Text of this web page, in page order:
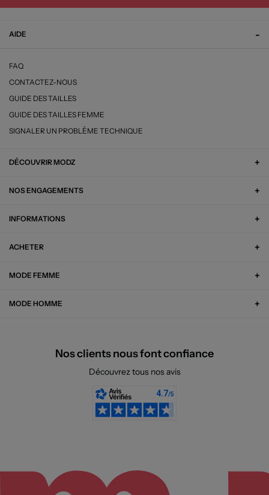
AIDE
FAQ
CONTACTEZ-NOUS
GUIDE DES TAILLES
GUIDE DES TAILLES FEMME
SIGNALER UN PROBLÈME TECHNIQUE
DÉCOUVRIR MODZ
NOS ENGAGEMENTS
INFORMATIONS
ACHETER
MODE FEMME
MODE HOMME
Nos clients nous font confiance
Découvrez tous nos avis